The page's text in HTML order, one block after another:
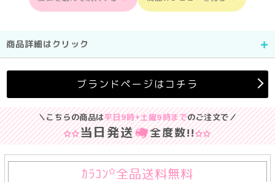
商品詳細はクリック
ブランドページはコチラ
＼こちらの商品は平日9時+土曜9時までのご注文で／
当日発送 全度数!!
ｶﾗｺﾝ 全品送料無料